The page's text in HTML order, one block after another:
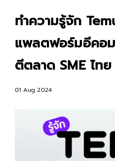
ทำความรู้จัก
แพลตฟอร์มอีคอ
ตีตลาด SME ไทย
01 Aug 2024